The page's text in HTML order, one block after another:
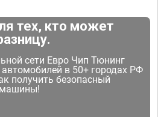
тех, кто может
сети Евро Чип Тюнинг
в 50+ городах РФ
получить безопасный